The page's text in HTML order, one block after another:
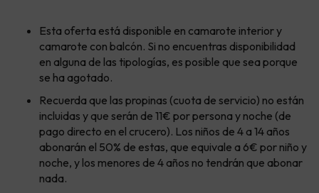
Esta oferta está disponible en camarote interior y
camarote con balcón. Si no encuentras disponibilidad
en alguna de las tipologías, es posible que sea porque
se ha agotado.
Recuerda que las propinas (cuota de servicio) no están
incluidas y que serán de 11€ por persona y noche (de
pago directo en el crucero). Los niños de 4 a 14 años
abonarán el 50% de estas, que equivale a 6€ por niño y
noche, y los menores de 4 años no tendrán que abonar
nada.